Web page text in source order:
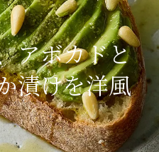
・もっと語ろう麹と発酵
・はじめての発酵食レシピ
・麹と発酵の基礎講座
アボカドと
漬けを洋風